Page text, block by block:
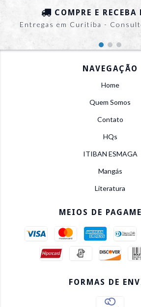
COMPRE E RECEBA
Entregas em Curitiba -
NAVEGAÇÃO
Home
Quem Somos
Contato
HQs
ITIBAN ESMAGA
Mangás
Literatura
MEIOS DE
FORMAS DE